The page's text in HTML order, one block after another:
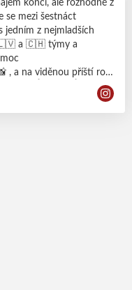
končí, ale rozhodně z
jedním z nejmladších
🇱🇻 a 🇨🇭 týmy a
, a na viděnou příští rok